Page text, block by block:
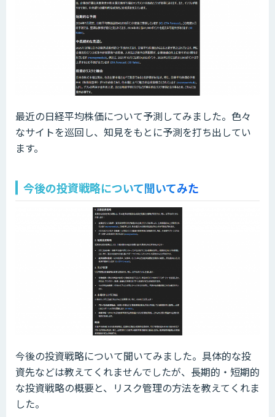
最近の日経平均株価について予測してみました。色々
なサイトを巡回し、知見をもとに予測を打ち出してい
ます。
今後の投資戦略について聞いてみた
今後の投資戦略について聞いてみました。具体的な投
資先などは教えてくれませんでしたが、長期的・短期的
な投資戦略の概要と、リスク管理の方法を教えてくれま
した。